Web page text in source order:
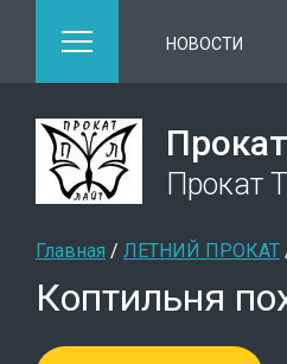
НОВОСТИ
Прокат
Главная / ЛЕТНИЙ ПРОКАТ
Коптильня